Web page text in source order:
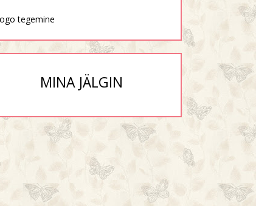
tegemine
MINA JÄLGIN